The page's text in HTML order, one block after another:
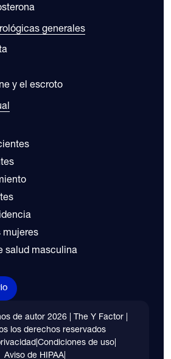
generales
y el escroto
mujeres
salud masculina
de autor2026 | The Y Factor |
los derechos reservados
Condiciones de uso
Aviso de HIPAA|